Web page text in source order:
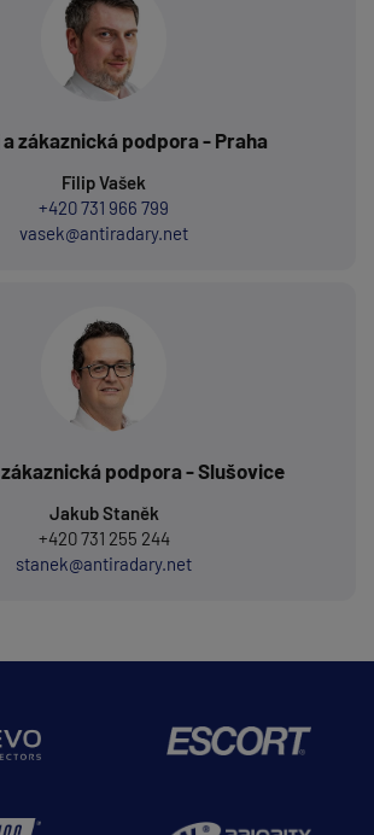
zákaznická podpora - Praha
Filip Vašek
+420 731 966 799
vasek@antiradary.net
podpora - Slušovice
Jakub Staněk
+420 731 255 244
stanek@antiradary.net